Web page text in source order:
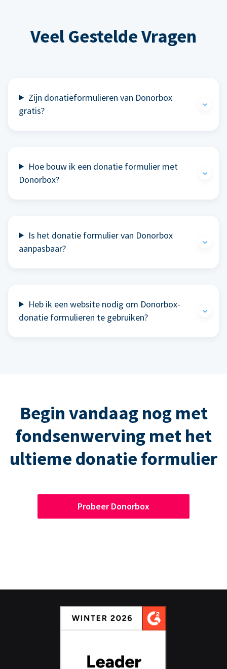
Veel Gestelde Vragen
Zijn donatieformulieren van Donorbox
gratis?
Hoe bouw ik een donatie formulier met
Donorbox?
Is het donatie formulier van Donorbox
aanpasbaar?
Heb ik een website nodig om Donorbox-
donatie formulieren te gebruiken?
Begin vandaag nog met
fondsenwerving met het
ultieme donatie formulier
Probeer Donorbox